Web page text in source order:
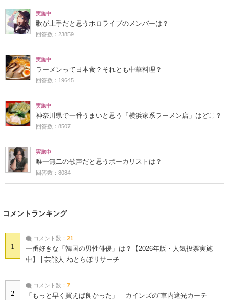
実施中
歌が上手だと思うホロライブのメンバーは？
回答数：23859
実施中
ラーメンって日本食？それとも中華料理？
回答数：19645
実施中
神奈川県で一番うまいと思う「横浜家系ラーメン店」はどこ？
回答数：8507
実施中
唯一無二の歌声だと思うボーカリストは？
回答数：8084
コメントランキング
1
コメント数： 21
一番好きな「韓国の男性俳優」は？【2026年版・人気投票実施
中】 | 芸能人 ねとらぼリサーチ
2
コメント数： 7
「もっと早く買えば良かった」 カインズの“車内遮光カーテ